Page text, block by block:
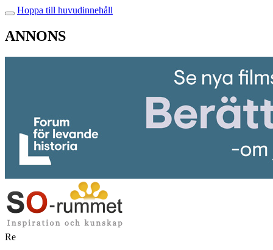
Hoppa till huvudinnehåll
ANNONS
Re